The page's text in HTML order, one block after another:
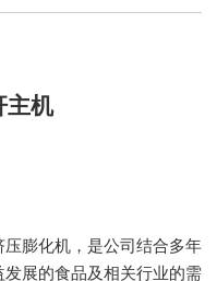
主机
膨化机，是公司结合多年
展的食品及相关行业的需